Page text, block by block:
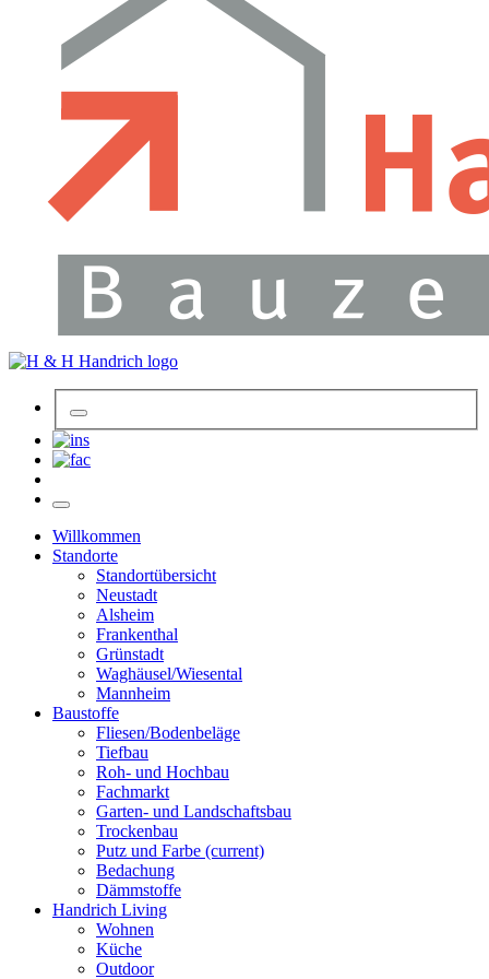
Willkommen
Standorte
Standortübersicht
Neustadt
Alsheim
Frankenthal
Grünstadt
Waghäusel/Wiesental
Mannheim
Baustoffe
Fliesen/Bodenbeläge
Tiefbau
Roh- und Hochbau
Fachmarkt
Garten- und Landschaftsbau
Trockenbau
Putz und Farbe (current)
Bedachung
Dämmstoffe
Handrich Living
Wohnen
Küche
Outdoor